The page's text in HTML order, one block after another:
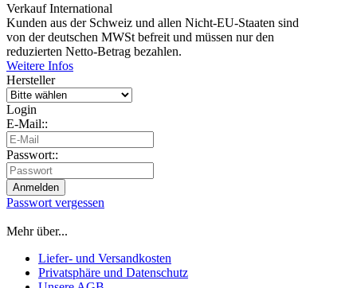
Verkauf International
Kunden aus der Schweiz und allen Nicht-EU-Staaten sind
von der deutschen MWSt befreit und müssen nur den
reduzierten Netto-Betrag bezahlen.
Weitere Infos
Hersteller
Login
E-Mail::
Passwort::
Passwort vergessen
Mehr über...
Liefer- und Versandkosten
Privatsphäre und Datenschutz